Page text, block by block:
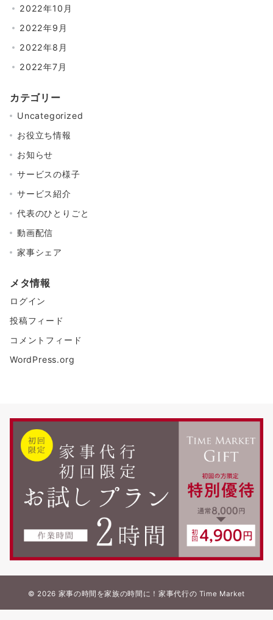
2022年10月
2022年9月
2022年8月
2022年7月
カテゴリー
Uncategorized
お役立ち情報
お知らせ
サービスの様子
サービス紹介
代表のひとりごと
動画配信
家事シェア
メタ情報
ログイン
投稿フィード
コメントフィード
WordPress.org
© 2026 家事の時間を家族の時間に！家事代行の Time Market